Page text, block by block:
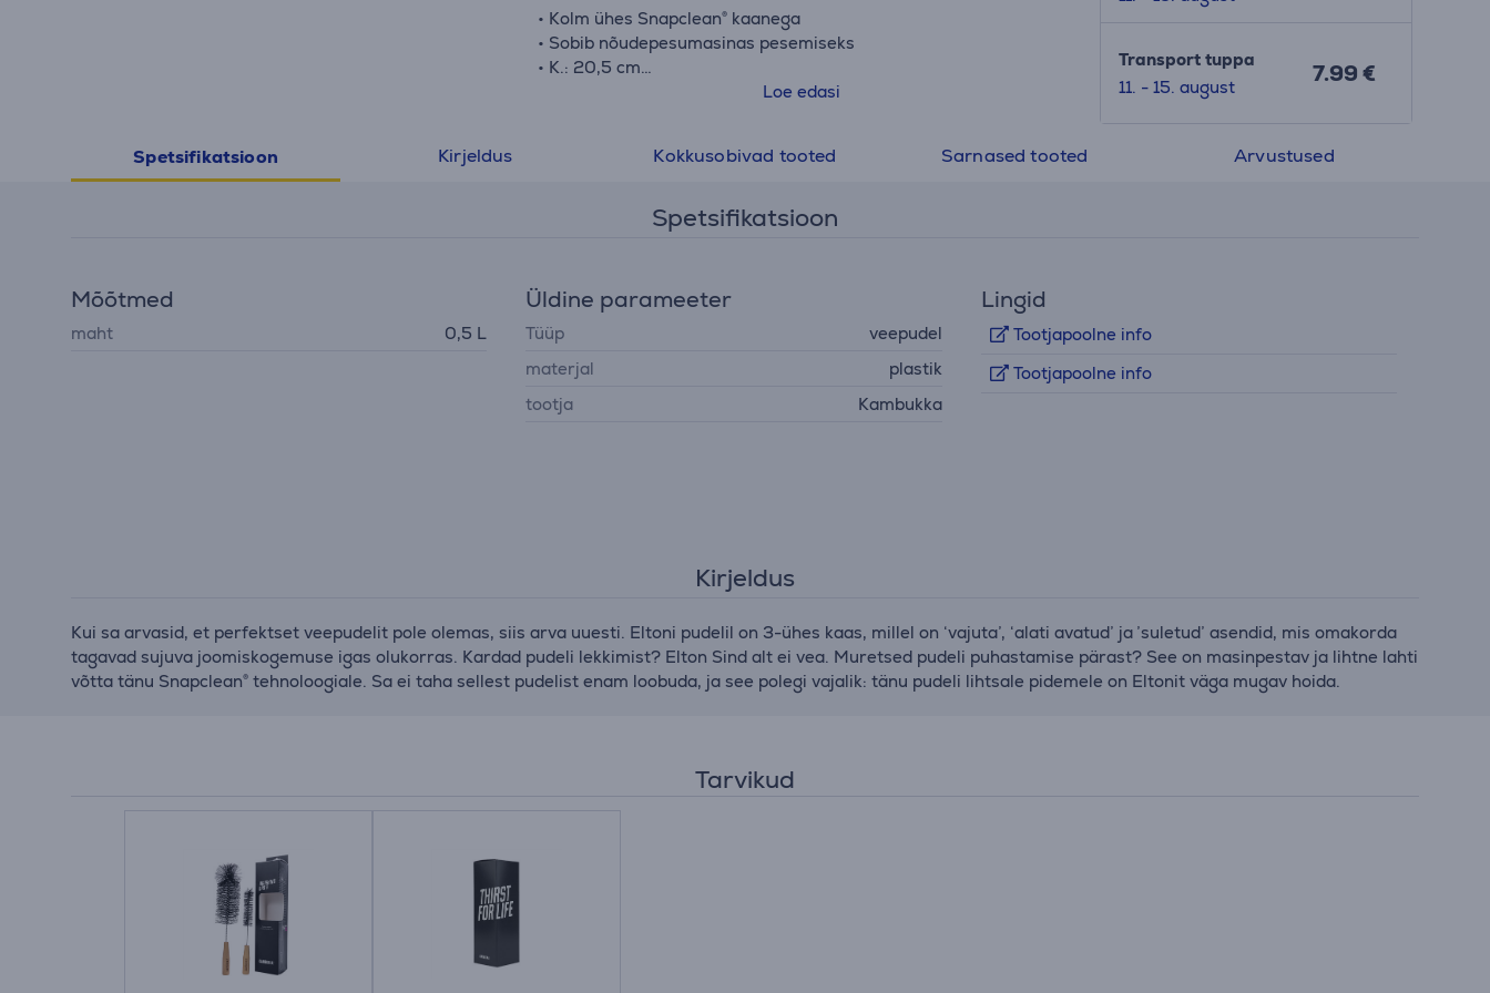
• Kolm ühes Snapclean® kaanega
• Sobib nõudepesumasinas pesemiseks
• K.: 20,5 cm
• Kõrgus ilma kaaneta: 16 cmLoe edasi
Transport tuppa
11. - 15. august
7.99 €
Spetsifikatsioon Kirjeldus Kokkusobivad tooted Sarnased tooted Arvustused
Spetsifikatsioon
Mõõtmed
maht 0,5 L
Üldine parameeter
Tüüp
veepudel
materjal
plastik
tootja
Kambukka
Lingid
Tootjapoolne info
Tootjapoolne info
Kirjeldus
Kui sa arvasid, et perfektset veepudelit pole olemas, siis arva uuesti. Eltoni pudelil on 3-ühes kaas, millel on ‘vajuta’, ‘alati avatud’ ja ’suletud’ asendid, mis omakorda
tagavad sujuva joomiskogemuse igas olukorras. Kardad pudeli lekkimist? Elton Sind alt ei vea. Muretsed pudeli puhastamise pärast? See on masinpestav ja lihtne lahti
võtta tänu Snapclean® tehnoloogiale. Sa ei taha sellest pudelist enam loobuda, ja see polegi vajalik: tänu pudeli lihtsale pidemele on Eltonit väga mugav hoida.
Tarvikud